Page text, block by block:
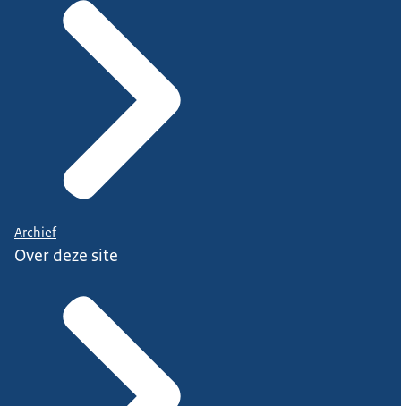
Archief
Over deze site